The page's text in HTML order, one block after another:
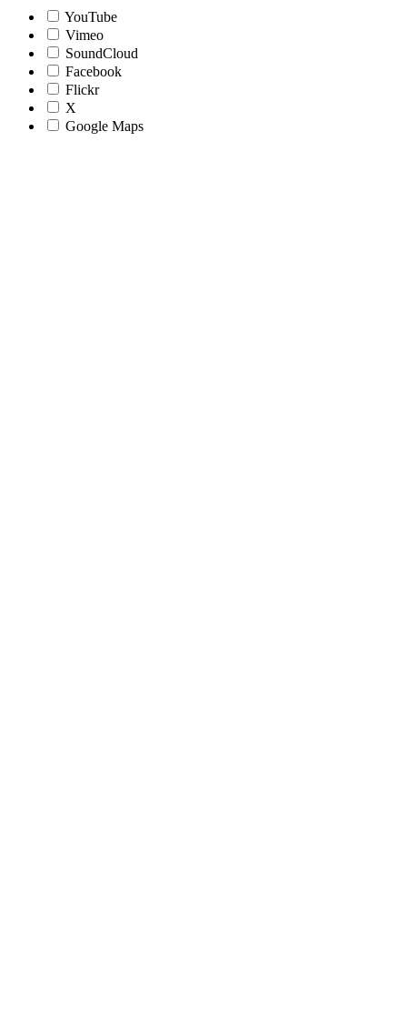
YouTube
Vimeo
SoundCloud
Facebook
Flickr
X
Google Maps